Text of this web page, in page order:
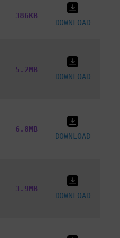
386KB
DOWNLOAD
5.2MB
DOWNLOAD
6.8MB
DOWNLOAD
3.9MB
DOWNLOAD